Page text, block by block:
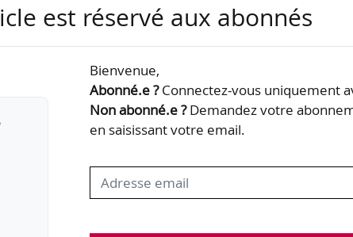
afin d’obtenir notamment le paiement
que l’employeur initial doit être
pour les heures supplémentaires
est réservé aux abonnés
Bienvenue,
Abonné.e ?Connectez-vous uniquement
Non abonné.e ?Demandez votre
en saisissant votre email.